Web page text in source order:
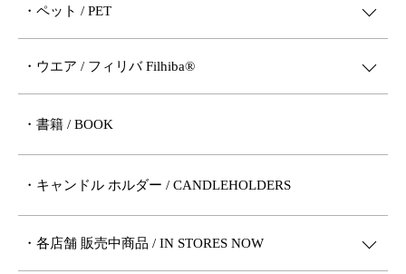
・ペット / PET
・ウエア / フィリバ Filhiba®︎
・書籍 / BOOK
・キャンドル ホルダー / CANDLEHOLDERS
・各店舗 販売中商品 / IN STORES NOW